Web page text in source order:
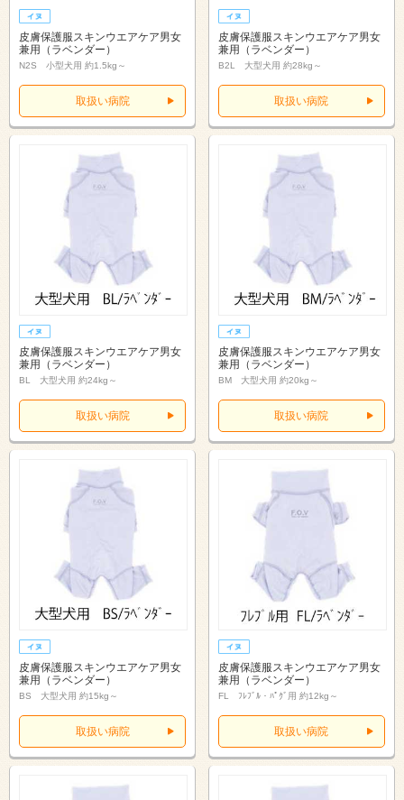
皮膚保護服スキンウエアケア男女
兼用（ラベンダー）
N2S 小型犬用 約1.5kg～
取扱い病院
皮膚保護服スキンウエアケア男女
兼用（ラベンダー）
B2L 大型犬用 約28kg～
取扱い病院
皮膚保護服スキンウエアケア男女
兼用（ラベンダー）
BL 大型犬用 約24kg～
取扱い病院
皮膚保護服スキンウエアケア男女
兼用（ラベンダー）
BM 大型犬用 約20kg～
取扱い病院
皮膚保護服スキンウエアケア男女
兼用（ラベンダー）
BS 大型犬用 約15kg～
取扱い病院
皮膚保護服スキンウエアケア男女
兼用（ラベンダー）
FL ﾌﾚﾌﾞﾙ・ﾊﾟｸﾞ用 約12kg～
取扱い病院